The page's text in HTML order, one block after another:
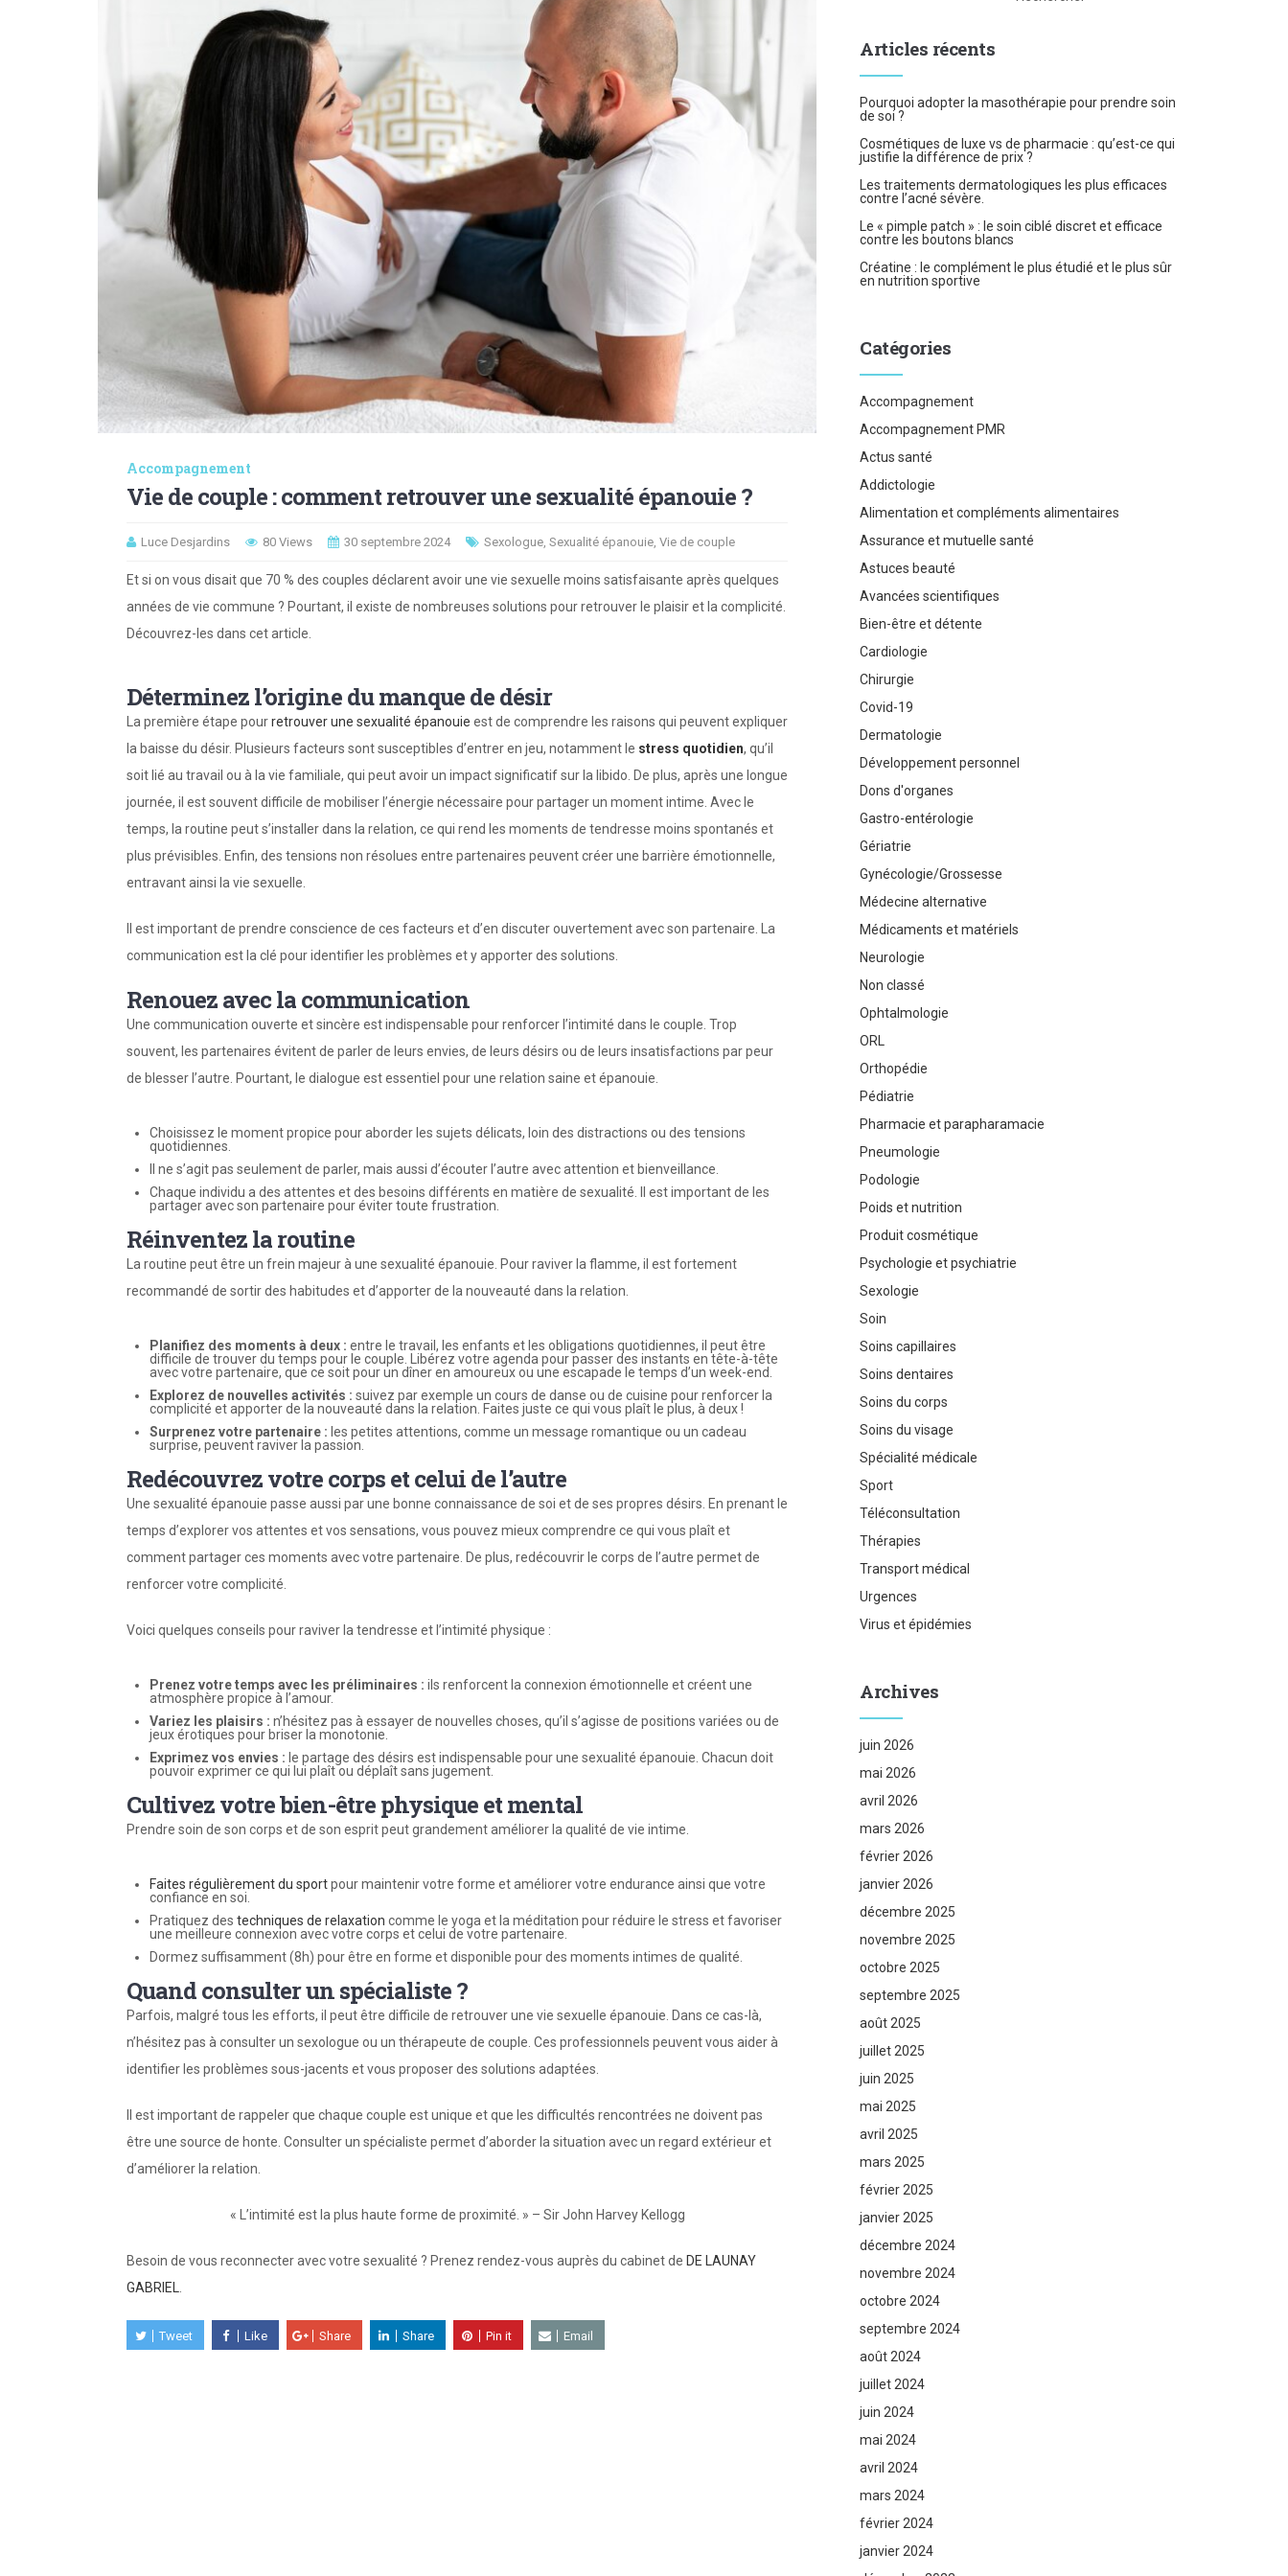
Accompagnement
Vie de couple : comment retrouver une sexualité épanouie ?
Luce Desjardins 80 Views 30 septembre 2024 Sexologue Sexualité épanouie Vie de couple
Et si on vous disait que 70 % des couples déclarent avoir une vie sexuelle moins satisfaisante après quelques
années de vie commune ? Pourtant, il existe de nombreuses solutions pour retrouver le plaisir et la complicité.
Découvrez-les dans cet article.
Déterminez l’origine du manque de désir
La première étape pourretrouver une sexualité épanouie est de comprendre les raisons qui peuvent expliquer
la baisse du désir. Plusieurs facteurs sont susceptibles d’entrer en jeu, notamment le stress quotidien, qu’il
soit lié au travail ou à la vie familiale, qui peut avoir un impact significatif sur la libido. De plus, après une longue
journée, il est souvent difficile de mobiliser l’énergie nécessaire pour partager un moment intime. Avec le
temps, la routine peut s’installer dans la relation, ce qui rend les moments de tendresse moins spontanés et
plus prévisibles. Enfin, des tensions non résolues entre partenaires peuvent créer une barrière émotionnelle,
entravant ainsi la vie sexuelle.
Il est important de prendre conscience de ces facteurs et d’en discuter ouvertement avec son partenaire. La
communication est la clé pour identifier les problèmes et y apporter des solutions.
Renouez avec la communication
Une communication ouverte et sincère est indispensable pour renforcer l’intimité dans le couple. Trop
souvent, les partenaires évitent de parler de leurs envies, de leurs désirs ou de leurs insatisfactions par peur
de blesser l’autre. Pourtant, le dialogue est essentiel pour une relation saine et épanouie.
Choisissez le moment propice pour aborder les sujets délicats, loin des distractions ou des tensions
quotidiennes.
Il ne s’agit pas seulement de parler, mais aussi d’écouter l’autre avec attention et bienveillance.
Chaque individu a des attentes et des besoins différents en matière de sexualité. Il est important de les
partager avec son partenaire pour éviter toute frustration.
Réinventez la routine
La routine peut être un frein majeur à une sexualité épanouie. Pour raviver la flamme, il est fortement
recommandé de sortir des habitudes et d’apporter de la nouveauté dans la relation.
Planifiez des moments à deux : entre le travail, les enfants et les obligations quotidiennes, il peut être
difficile de trouver du temps pour le couple. Libérez votre agenda pour passer des instants en tête-à-tête
avec votre partenaire, que ce soit pour un dîner en amoureux ou une escapade le temps d’un week-end.
Explorez de nouvelles activités : suivez par exemple un cours de danse ou de cuisine pour renforcer la
complicité et apporter de la nouveauté dans la relation. Faites juste ce qui vous plaît le plus, à deux !
Surprenez votre partenaire : les petites attentions, comme un message romantique ou un cadeau
surprise, peuvent raviver la passion.
Redécouvrez votre corps et celui de l’autre
Une sexualité épanouie passe aussi par une bonne connaissance de soi et de ses propres désirs. En prenant le
temps d’explorer vos attentes et vos sensations, vous pouvez mieux comprendre ce qui vous plaît et
comment partager ces moments avec votre partenaire. De plus, redécouvrir le corps de l’autre permet de
renforcer votre complicité.
Voici quelques conseils pour raviver la tendresse et l’intimité physique :
Prenez votretemps avec les préliminaires : ils renforcent la connexion émotionnelle et créent une
atmosphère propice à l’amour.
Variez les plaisirs : n’hésitez pas à essayer de nouvelles choses, qu’il s’agisse de positions variées ou de
jeux érotiques pour briser la monotonie.
Exprimez vos envies : le partage des désirs est indispensable pour une sexualité épanouie. Chacun doit
pouvoir exprimer ce qui lui plaît ou déplaît sans jugement.
Cultivez votre bien-être physique et mental
Prendre soin de son corps et de son esprit peut grandement améliorer la qualité de vie intime.
Faites régulièrement du sportpour maintenir votre forme et améliorer votre endurance ainsi que votre
confiance en soi.
Pratiquez des techniques de relaxation comme le yoga et la méditation pour réduire le stress et favoriser
une meilleure connexion avec votre corps et celui de votre partenaire.
Dormez suffisamment (8h) pour être en forme et disponible pour des moments intimes de qualité.
Quand consulter un spécialiste ?
Parfois, malgré tous les efforts, il peut être difficile de retrouver une vie sexuelle épanouie. Dans ce cas-là,
n’hésitez pas à consulter un sexologue ou un thérapeute de couple. Ces professionnels peuvent vous aider à
identifier les problèmes sous-jacents et vous proposer des solutions adaptées.
Il est important de rappeler que chaque couple est unique et que les difficultés rencontrées ne doivent pas
être une source de honte. Consulter un spécialiste permet d’aborder la situation avec un regard extérieur et
d’améliorer la relation.
« L’intimité est la plus haute forme de proximité. » – Sir John Harvey Kellogg
Besoin de vous reconnecter avec votre sexualité ? Prenez rendez-vous auprès du cabinet de DE LAUNAY
GABRIEL
Tweet Like Share Share Pin it Email
Articles récents
Pourquoi adopter la masothérapie pour prendre soin
de soi ?
Cosmétiques de luxe vs de pharmacie : qu’est-ce qui
justifie la différence de prix ?
Les traitements dermatologiques les plus efficaces
contre l’acné sévère.
Le « pimple patch » : le soin ciblé discret et efficace
contre les boutons blancs
Créatine : le complément le plus étudié et le plus sûr
en nutrition sportive
Catégories
Accompagnement
Accompagnement PMR
Actus santé
Addictologie
Alimentation et compléments alimentaires
Assurance et mutuelle santé
Astuces beauté
Avancées scientifiques
Bien-être et détente
Cardiologie
Chirurgie
Covid-19
Dermatologie
Développement personnel
Dons d'organes
Gastro-entérologie
Gériatrie
Gynécologie/Grossesse
Médecine alternative
Médicaments et matériels
Neurologie
Non classé
Ophtalmologie
ORL
Orthopédie
Pédiatrie
Pharmacie et parapharamacie
Pneumologie
Podologie
Poids et nutrition
Produit cosmétique
Psychologie et psychiatrie
Sexologie
Soin
Soins capillaires
Soins dentaires
Soins du corps
Soins du visage
Spécialité médicale
Sport
Téléconsultation
Thérapies
Transport médical
Urgences
Virus et épidémies
Archives
juin 2026
mai 2026
avril 2026
mars 2026
février 2026
janvier 2026
décembre 2025
novembre 2025
octobre 2025
septembre 2025
août 2025
juillet 2025
juin 2025
mai 2025
avril 2025
mars 2025
février 2025
janvier 2025
décembre 2024
novembre 2024
octobre 2024
septembre 2024
août 2024
juillet 2024
juin 2024
mai 2024
avril 2024
mars 2024
février 2024
janvier 2024